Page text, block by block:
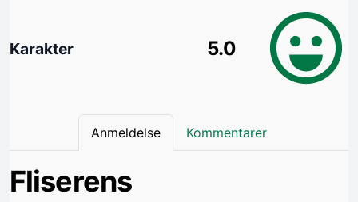
Karakter 5.0
Anmeldelse Kommentarer
Fliserens